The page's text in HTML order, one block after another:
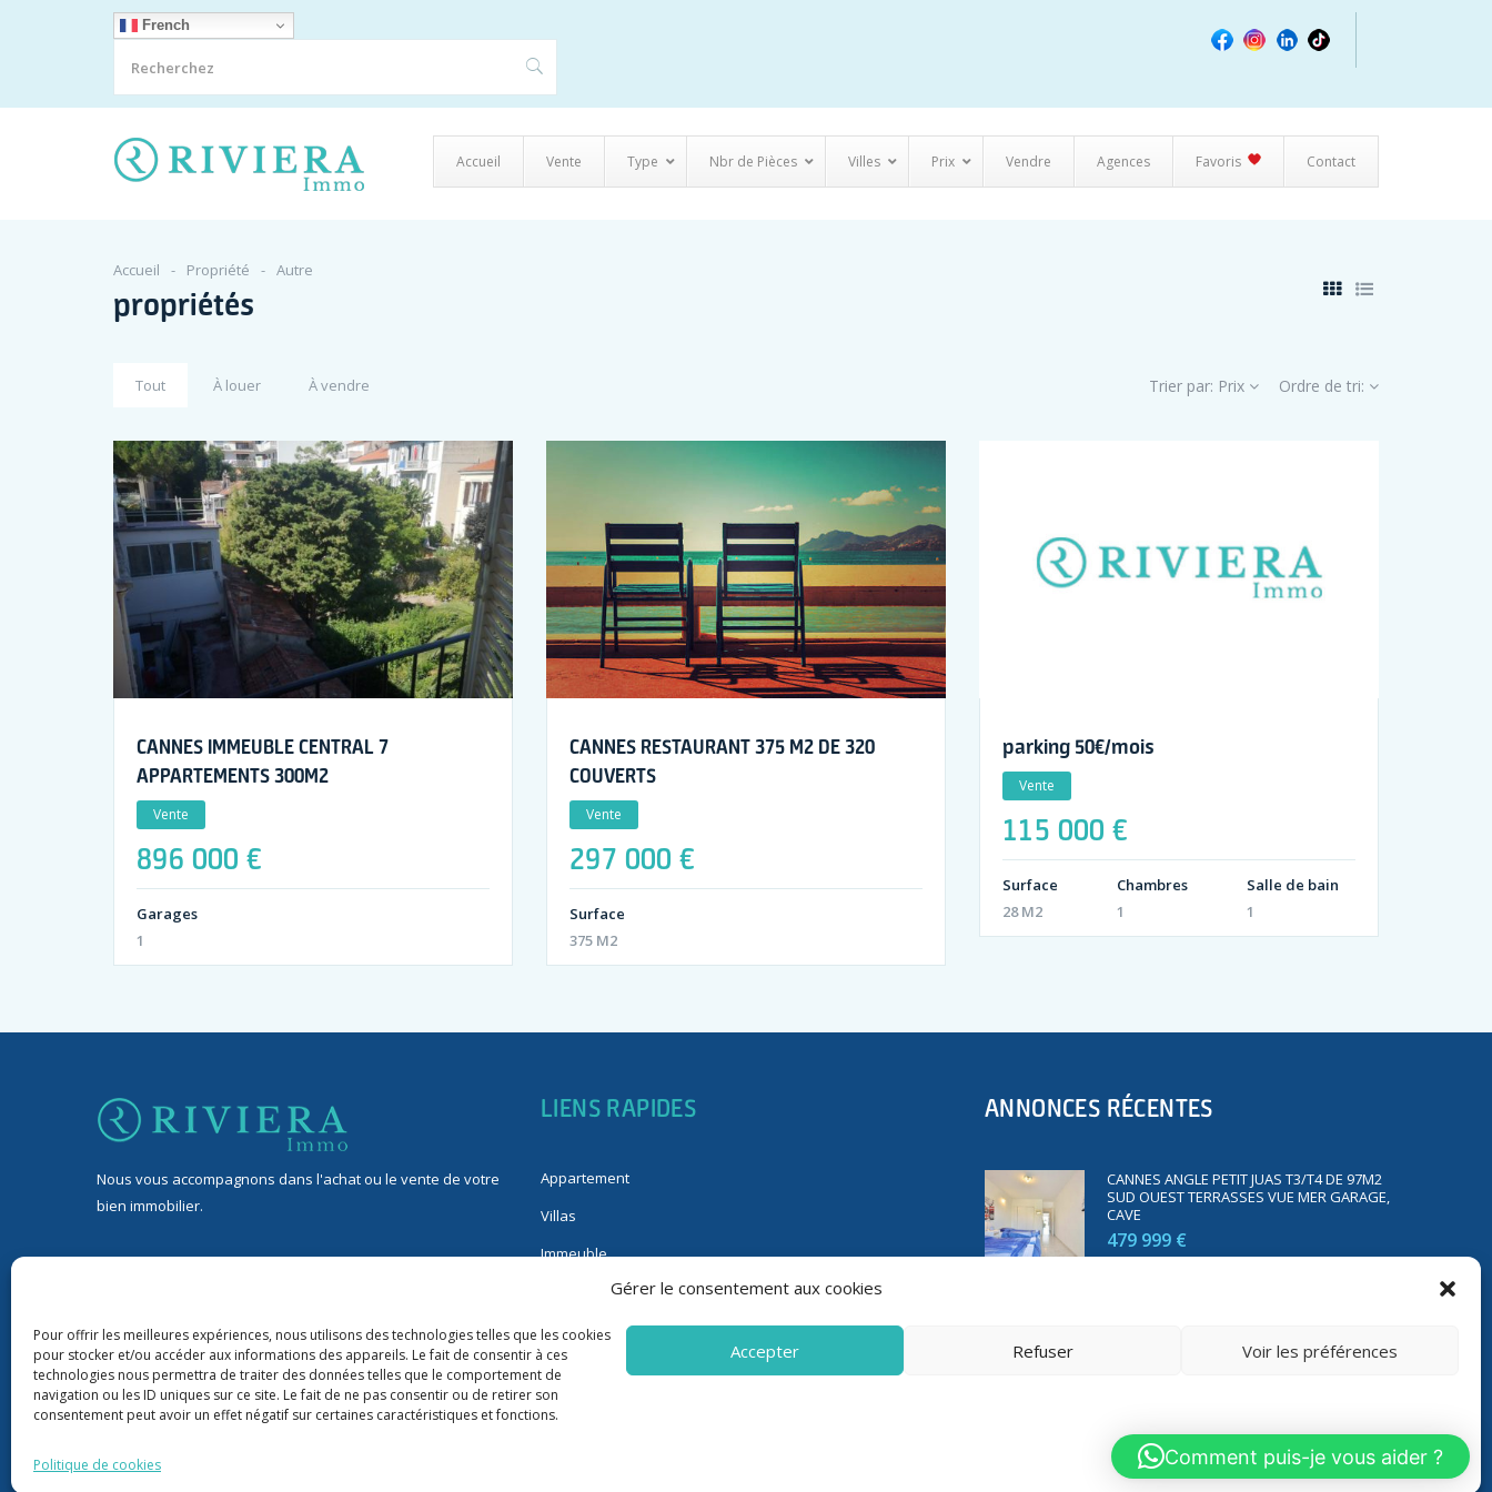
Gérer le consentement aux cookies
Pour offrir les meilleures expériences, nous utilisons des technologies telles que les cookies
pour stocker et/ou accéder aux informations des appareils. Le fait de consentir à ces
technologies nous permettra de traiter des données telles que le comportement de
navigation ou les ID uniques sur ce site. Le fait de ne pas consentir ou de retirer son
consentement peut avoir un effet négatif sur certaines caractéristiques et fonctions.
Accepter Refuser Voir les préférences
Politique de cookies
French
Accueil Vente Type Nbr de Pièces Villes Prix Vendre Agences Favoris Contact
Accueil Propriété Autre
propriétés
Tout À louer À vendre Trier par: Prix Ordre de tri:
CANNES IMMEUBLE CENTRAL 7
APPARTEMENTS 300M2
Vente
896 000 €
Garages
1
CANNES RESTAURANT 375 M2 DE 320
COUVERTS
Vente
297 000 €
Surface
375 M2
parking 50€/mois
Vente
115 000 €
Surface
28 M2
Chambres
1
Salle de bain
1
Nous vous accompagnons dans l'achat ou le vente de votre
bien immobilier.
9 rond-point Duboys d’Angers, 06400 Cannes
+33 06 76 88 43 22
riviera06immo@gmail.com
LIENS RAPIDES
Appartement
Villas
Immeuble
Fonds de commerce
Immobilier pro
ANNONCES RÉCENTES
CANNES ANGLE PETIT JUAS T3/T4 DE 97M2
SUD OUEST TERRASSES VUE MER GARAGE,
CAVE
479 999 €
Comment puis-je vous aider ?